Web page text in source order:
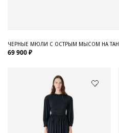
ЧЕРНЫЕ МЮЛИ С ОСТРЫМ МЫСОМ НА
69 900 ₽